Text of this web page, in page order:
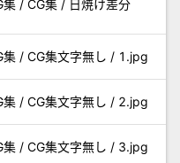
集 / CG集 / 日焼け差分
集 / CG集文字無し / 1.jpg
集 / CG集文字無し / 2.jpg
集 / CG集文字無し / 3.jpg